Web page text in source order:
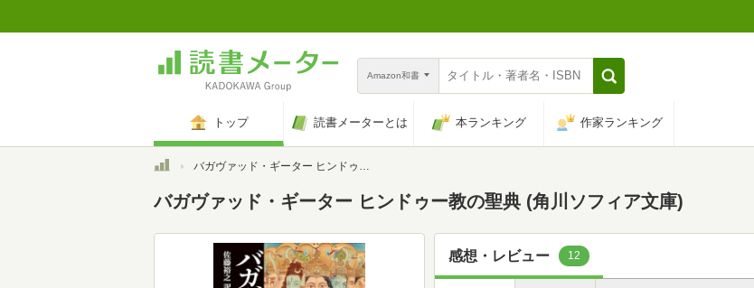
Amazon和書
トップ 読書メーターとは 本ランキング 作家ランキング
トップバガヴァッド・ギーター ヒンドゥー教の聖典 (角川ソフィア文庫)
バガヴァッド・ギーター ヒンドゥー教の聖典 (角川ソフィア文庫)
感想・レビュー 12